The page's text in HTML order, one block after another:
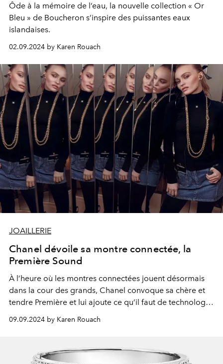
Ôde à la mémoire de l’eau, la nouvelle collection « Or
Bleu » de Boucheron s’inspire des puissantes eaux
islandaises.
02.09.2024 by Karen Rouach
JOAILLERIE
Chanel dévoile sa montre connectée, la
Première Sound
À l’heure où les montres connectées jouent désormais
dans la cour des grands, Chanel convoque sa chère et
tendre Première et lui ajoute ce qu’il faut de technologie
09.09.2024 by Karen Rouach